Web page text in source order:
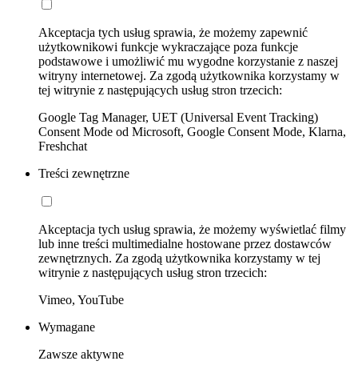
Akceptacja tych usług sprawia, że możemy zapewnić
użytkownikowi funkcje wykraczające poza funkcje
podstawowe i umożliwić mu wygodne korzystanie z naszej
witryny internetowej. Za zgodą użytkownika korzystamy w
tej witrynie z następujących usług stron trzecich:
Google Tag Manager, UET (Universal Event Tracking)
Consent Mode od Microsoft, Google Consent Mode, Klarna,
Freshchat
Treści zewnętrzne
Akceptacja tych usług sprawia, że możemy wyświetlać filmy
lub inne treści multimedialne hostowane przez dostawców
zewnętrznych. Za zgodą użytkownika korzystamy w tej
witrynie z następujących usług stron trzecich:
Vimeo, YouTube
Wymagane
Zawsze aktywne